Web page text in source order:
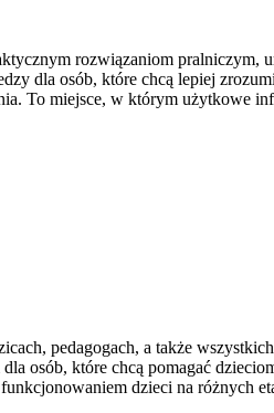
rozwiązaniom
dla osób, które chcą lepiej
To miejsce, w którym użytkowe
pedagogach, a także
osób, które chcą pomagać
dzieci na różnych